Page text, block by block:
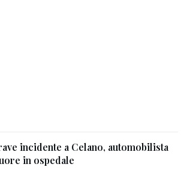
incidente a Celano, automobilista
in ospedale